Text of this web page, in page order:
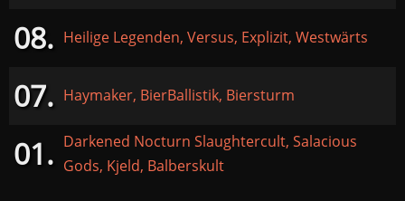
08. Heilige Legenden, Versus, Explizit, Westwärts
07. Haymaker, BierBallistik, Biersturm
01. Darkened Nocturn Slaughtercult, Salacious
Gods, Kjeld, Balberskult